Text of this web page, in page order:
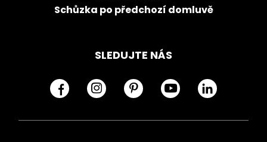
Schůzka po předchozí domluvě
SLEDUJTE NÁS